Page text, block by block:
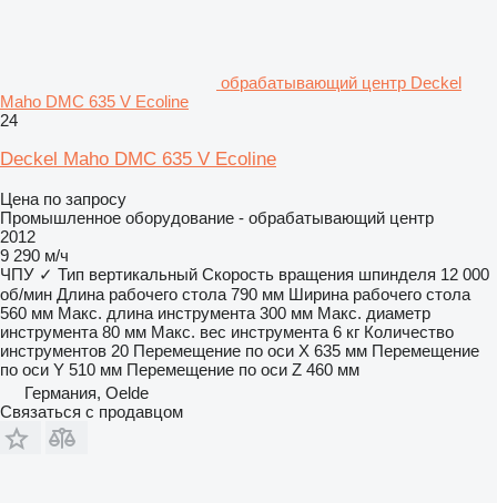
обрабатывающий центр Deckel
Maho DMC 635 V Ecoline
24
Deckel Maho DMC 635 V Ecoline
Цена по запросу
Промышленное оборудование - обрабатывающий центр
2012
9 290 м/ч
ЧПУ ✓ Тип вертикальный Скорость вращения шпинделя 12 000
об/мин Длина рабочего стола 790 мм Ширина рабочего стола
560 мм Макс. длина инструмента 300 мм Макс. диаметр
инструмента 80 мм Макс. вес инструмента 6 кг Количество
инструментов 20 Перемещение по оси X 635 мм Перемещение
по оси Y 510 мм Перемещение по оси Z 460 мм
Германия, Oelde
Связаться с продавцом